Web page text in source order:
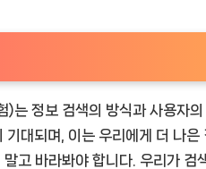
)는 정보 검색의 방식과 사용자
기대되며, 이는 우리에게 더 나
말고 바라봐야 합니다. 우리가